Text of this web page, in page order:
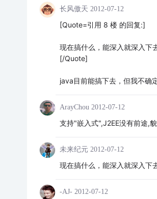
长风傲天 2012-07-12
[Quote=引用 8 楼 的回复:]
现在搞什么，能深入就深入下
[/Quote]
java目前能搞下去，但我不确
ArayChou 2012-07-12
支持"嵌入式",J2EE没有前途,
未来纪元 2012-07-12
现在搞什么，能深入就深入下
-AJ- 2012-07-12